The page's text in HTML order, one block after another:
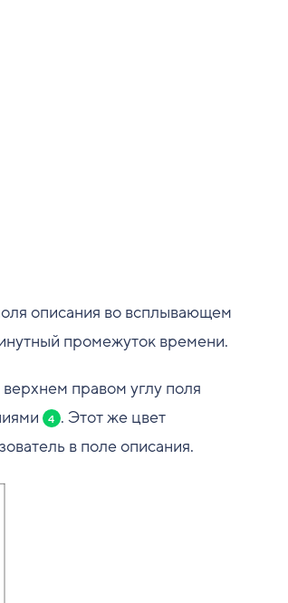
описания во всплывающем
промежуток времени.
правом углу поля
4 . Этот же цвет
в поле описания.